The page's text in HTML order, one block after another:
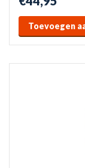
Toevoegen